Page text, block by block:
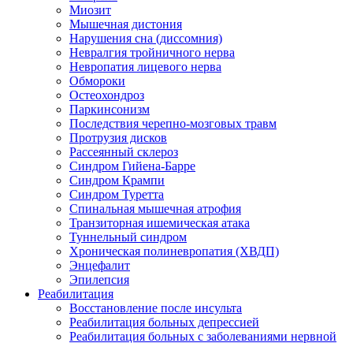
Миозит
Мышечная дистония
Нарушения сна (диссомния)
Невралгия тройничного нерва
Невропатия лицевого нерва
Обмороки
Остеохондроз
Паркинсонизм
Последствия черепно-мозговых травм
Протрузия дисков
Рассеянный склероз
Синдром Гийена-Барре
Синдром Крампи
Синдром Туретта
Спинальная мышечная атрофия
Транзиторная ишемическая атака
Туннельный синдром
Хроническая полиневропатия (ХВДП)
Энцефалит
Эпилепсия
Реабилитация
Восстановление после инсульта
Реабилитация больных депрессией
Реабилитация больных с заболеваниями нервной